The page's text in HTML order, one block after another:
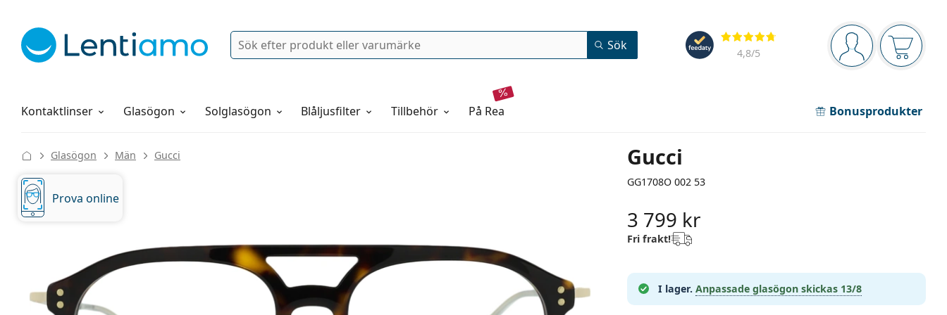
Navigeringsmeny
Du är inloggad
Recensioner
4,8/5
Sök Sök
Kontaktlinser
Linsvätskor Glasögon Solglasögon Blåljusfilter Tillbehör på rea Bonusprodukter
Allt om att handla hos oss
Gucci
GG1708O 002 53
Glasögon Män Gucci
Prova online
3 799 kr
Fri frakt!
I lager. Anpassade glasögon skickas 13/8